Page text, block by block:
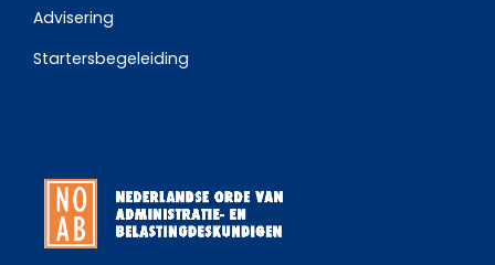
Advisering
Startersbegeleiding